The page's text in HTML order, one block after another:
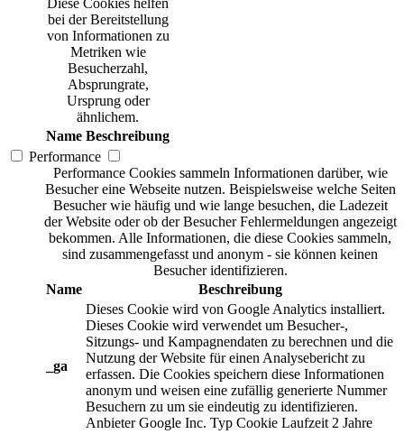
Diese Cookies helfen
bei der Bereitstellung
von Informationen zu
Metriken wie
Besucherzahl,
Absprungrate,
Ursprung oder
ähnlichem.
Name Beschreibung
Performance
Performance Cookies sammeln Informationen darüber, wie
Besucher eine Webseite nutzen. Beispielsweise welche Seiten
Besucher wie häufig und wie lange besuchen, die Ladezeit
der Website oder ob der Besucher Fehlermeldungen angezeigt
bekommen. Alle Informationen, die diese Cookies sammeln,
sind zusammengefasst und anonym - sie können keinen
Besucher identifizieren.
Name
Beschreibung
_ga
Dieses Cookie wird von Google Analytics installiert.
Dieses Cookie wird verwendet um Besucher-,
Sitzungs- und Kampagnendaten zu berechnen und die
Nutzung der Website für einen Analysebericht zu
erfassen. Die Cookies speichern diese Informationen
anonym und weisen eine zufällig generierte Nummer
Besuchern zu um sie eindeutig zu identifizieren.
Anbieter Google Inc. Typ Cookie Laufzeit 2 Jahre